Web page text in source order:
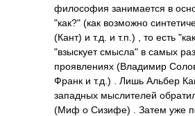
философия занимается в
"как?" (как возможно
(Кант) и т.д. и т.п.) , то есть
"взыскует смысла" в самых
проявлениях (Владимир
Франк и т.д.) . Лишь Альбер
западных мыслителей
(Миф о Сизифе) . Затем уже